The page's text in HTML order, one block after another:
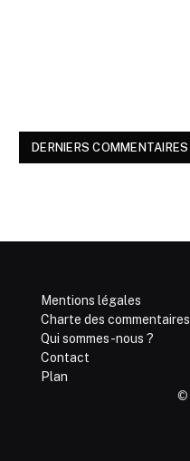
DERNIERS COMMENTAIRES
Mentions légales
Charte des commentaires
Qui sommes-nous ?
Contact
Plan
©